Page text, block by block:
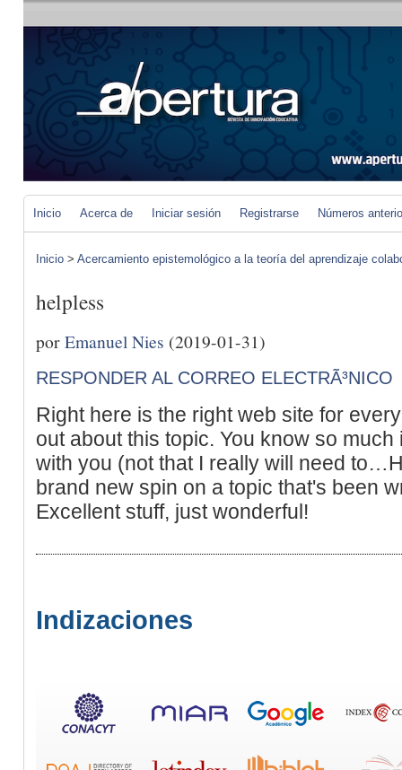
Inicio Acerca de Iniciar sesión Registrarse Números
Inicio > Acercamiento epistemológico a la teoría del aprendizaje
helpless
porEmanuel Nies (2019-01-31)
RESPONDER AL CORREO ELECTRÃ³NICO
Right here is the right web site for
out about this topic. You know so
with you (not that I really will need
brand new spin on a topic that's been
Excellent stuff, just wonderful!
Indizaciones